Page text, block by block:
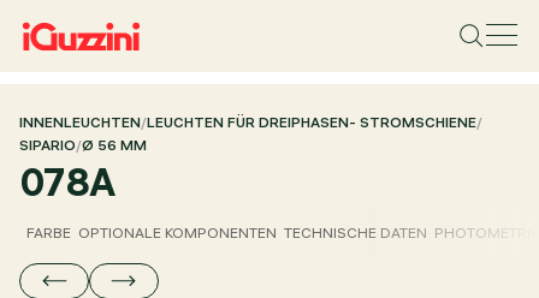
INNENLEUCHTEN/LEUCHTEN FÜR DREIPHASEN- STROMSCHIENE/
SIPARIO/Ø 56 MM
078A
FARBE OPTIONALE KOMPONENTEN TECHNISCHE DATEN